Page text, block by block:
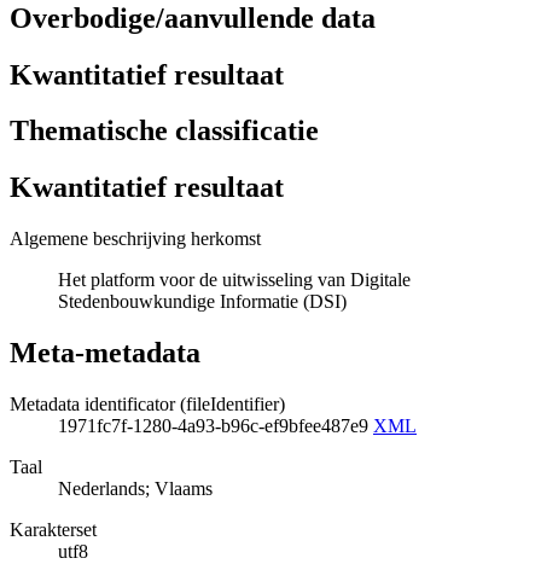
Overbodige/aanvullende data
Kwantitatief resultaat
Thematische classificatie
Kwantitatief resultaat
Algemene beschrijving herkomst
Het platform voor de uitwisseling van Digitale
Stedenbouwkundige Informatie (DSI)
Meta-metadata
Metadata identificator (fileIdentifier)
1971fc7f-1280-4a93-b96c-ef9bfee487e9 XML
Taal
Nederlands; Vlaams
Karakterset
utf8